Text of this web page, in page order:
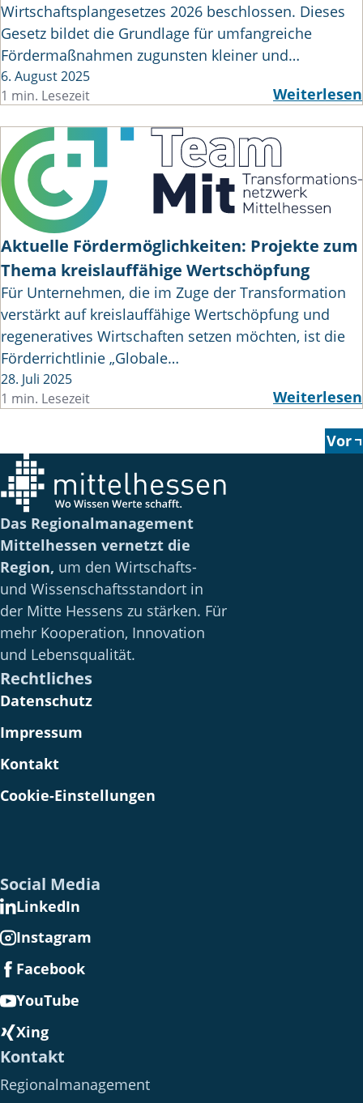
Wirtschaftsplangesetzes 2026 beschlossen. Dieses
Gesetz bildet die Grundlage für umfangreiche
Fördermaßnahmen zugunsten kleiner und…
6. August 2025
1 min. Lesezeit
Weiterlesen
Aktuelle Fördermöglichkeiten: Projekte zum
Thema kreislauffähige Wertschöpfung
Für Unternehmen, die im Zuge der Transformation
verstärkt auf kreislauffähige Wertschöpfung und
regeneratives Wirtschaften setzen möchten, ist die
Förderrichtlinie „Globale…
28. Juli 2025
1 min. Lesezeit
Weiterlesen
Vor
Das Regionalmanagement
Mittelhessen vernetzt die
Region, um den Wirtschafts-
und Wissenschaftsstandort in
der Mitte Hessens zu stärken. Für
mehr Kooperation, Innovation
und Lebensqualität.
Rechtliches
Datenschutz
Impressum
Kontakt
Cookie-Einstellungen
Social Media
LinkedIn
Instagram
Facebook
YouTube
Xing
Kontakt
Regionalmanagement